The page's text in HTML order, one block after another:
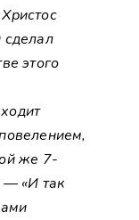
этого
же 7-
— «И так